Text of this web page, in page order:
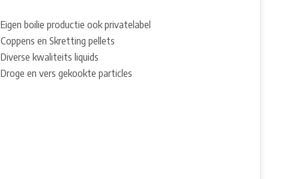
Eigen boilie productie ook privatelabel
Coppens en Skretting pellets
Diverse kwaliteits liquids
Droge en vers gekookte particles